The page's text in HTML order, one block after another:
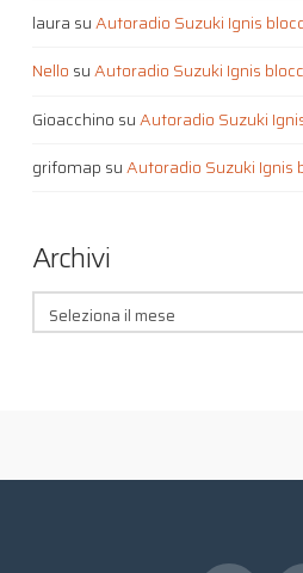
laura suAutoradio Suzuki Ignis
Nello suAutoradio Suzuki Ignis
Gioacchino suAutoradio Suzuki
grifomap suAutoradio Suzuki Ignis
Archivi
Archivi